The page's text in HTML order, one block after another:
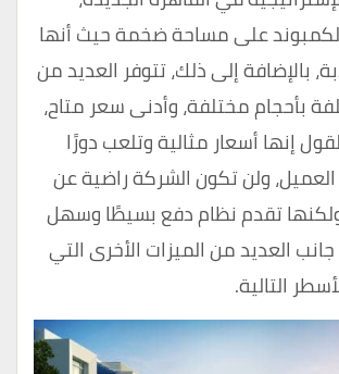
على مساحة ضخمة حيث أنها
بالإضافة إلى ذلك، تتوفر العديد من
بأحجام مختلفة، وأدنى سعر متاح،
إنها أسعار مثالية وتلعب دورًا
ولن تكون الشركة راضية عن
تقدم نظام دفع بسيطًا وسهل
العديد من الميزات الأخرى التي
التالية.